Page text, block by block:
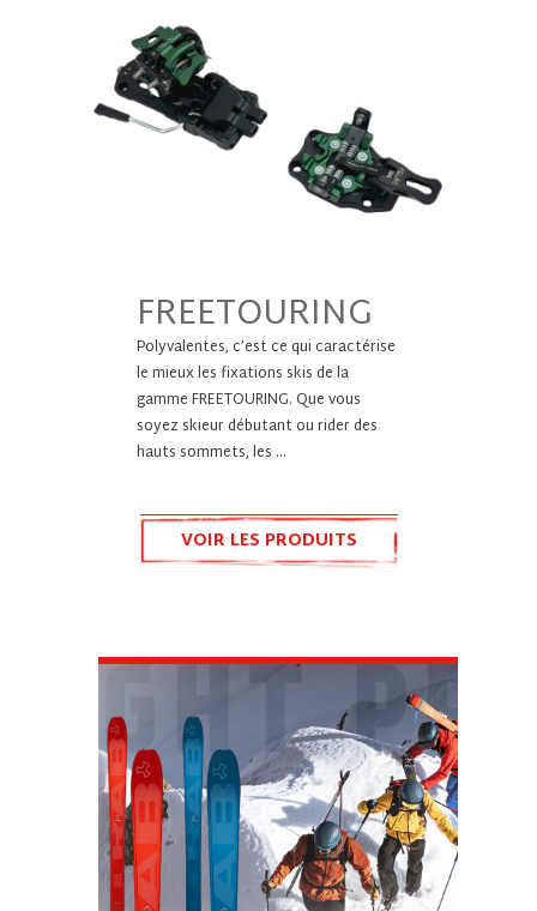
FREETOURING
Polyvalentes, c’est ce qui caractérise
le mieux les fixations skis de la
gamme FREETOURING. Que vous
soyez skieur débutant ou rider des
hauts sommets, les ...
VOIR LES PRODUITS